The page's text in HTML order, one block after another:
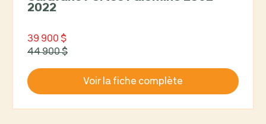
2022
44 900 $
39 900 $
Voir la fiche complète